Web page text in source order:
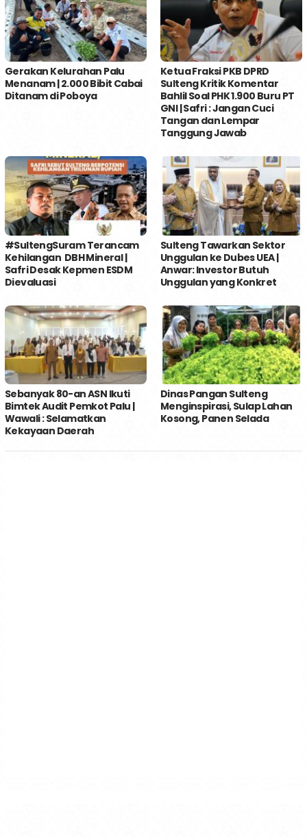
Gerakan Kelurahan Palu
Menanam | 2.000 Bibit Cabai
Ditanam di Poboya
Ketua Fraksi PKB DPRD
Sulteng Kritik Komentar
Bahlil Soal PHK 1.900 Buru PT
GNI | Safri : Jangan Cuci
Tangan dan Lempar
Tanggung Jawab
#SultengSuram Terancam
Kehilangan DBH Mineral |
Safri Desak Kepmen ESDM
Dievaluasi
Sulteng Tawarkan Sektor
Unggulan ke Dubes UEA |
Anwar: Investor Butuh
Unggulan yang Konkret
Sebanyak 80-an ASN Ikuti
Bimtek Audit Pemkot Palu |
Wawali : Selamatkan
Kekayaan Daerah
Dinas Pangan Sulteng
Menginspirasi, Sulap Lahan
Kosong, Panen Selada